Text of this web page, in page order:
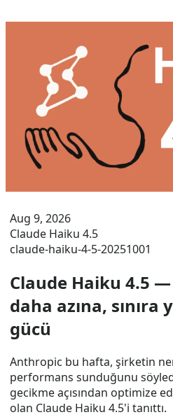
Aug 9, 2026
Claude Haiku 4.5
claude-haiku-4-5-20251001
Claude Haiku 4.5
daha azına, sınıra
gücü
Anthropic bu hafta, şirketin
performans sunduğunu
gecikme açısından optimize
olan Claude Haiku 4.5'i tanıttı.